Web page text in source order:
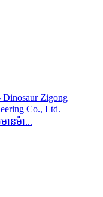
Zigong
Co., Ltd.
ានម៉ា...